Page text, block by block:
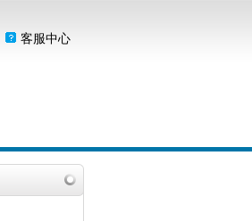
客服中心